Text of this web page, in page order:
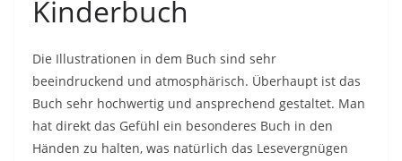
Kinderbuch
Die Illustrationen in dem Buch sind sehr
beeindruckend und atmosphärisch. Überhaupt ist das
Buch sehr hochwertig und ansprechend gestaltet. Man
hat direkt das Gefühl ein besonderes Buch in den
Händen zu halten, was natürlich das Lesevergnügen